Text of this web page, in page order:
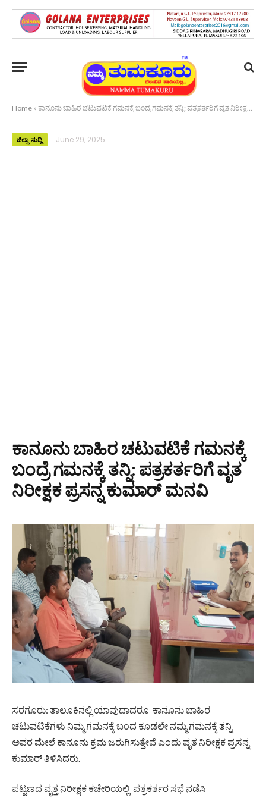
Home » ಕಾನೂನು ಬಾಹಿರ ಚಟುವಟಿಕೆ ಗಮನಕ್ಕೆ ಬಂದ್ರೆ ಗಮನಕ್ಕೆ ತನ್ನಿ: ಪತ್ರಕರ್ತರಿಗೆ ವೃತ ನಿರೀಕ್ಷಕ ಪ್ರಸನ್ನ ಕುಮಾರ್ ಮನವಿ
ಜಿಲ್ಲಾ ಸುದ್ದಿ June 29, 2025
ಕಾನೂನು ಬಾಹಿರ ಚಟುವಟಿಕೆ ಗಮನಕ್ಕೆ
ಬಂದ್ರೆ ಗಮನಕ್ಕೆ ತನ್ನಿ: ಪತ್ರಕರ್ತರಿಗೆ ವೃತ
ನಿರೀಕ್ಷಕ ಪ್ರಸನ್ನ ಕುಮಾರ್ ಮನವಿ
ಸರಗೂರು: ತಾಲೂಕಿನಲ್ಲಿ ಯಾವುದಾದರೂ ಕಾನೂನು ಬಾಹಿರ
ಚಟುವಟಿಕೆಗಳು ನಿಮ್ಮ ಗಮನಕ್ಕೆ ಬಂದ ಕೂಡಲೇ ನಮ್ಮ ಗಮನಕ್ಕೆ ತನ್ನಿ
ಅವರ ಮೇಲೆ ಕಾನೂನು ಕ್ರಮ ಜರುಗಿಸುತ್ತೇವೆ ಎಂದು ವೃತ ನಿರೀಕ್ಷಕ ಪ್ರಸನ್ನ
ಕುಮಾರ್ ತಿಳಿಸಿದರು.
ಪಟ್ಟಣದ ವೃತ್ತ ನಿರೀಕ್ಷಕ ಕಚೇರಿಯಲ್ಲಿ ಪತ್ರಕರ್ತರ ಸಭೆ ನಡೆಸಿ